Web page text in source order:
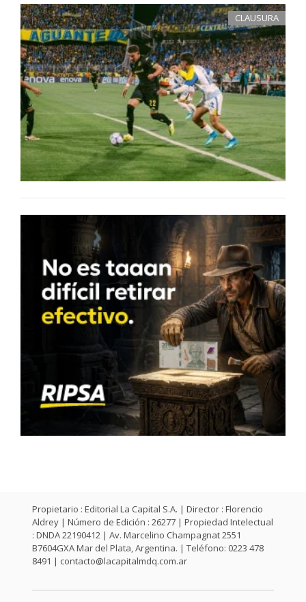
CLAUSURA
Propietario : Editorial La Capital S.A. | Director : Florencio
Aldrey | Número de Edición : 26277 | Propiedad Intelectual
: DNDA 22190412 | Av. Marcelino Champagnat 2551
B7604GXA Mar del Plata, Argentina. | Teléfono: 0223 478
8491 | contacto@lacapitalmdq.com.ar